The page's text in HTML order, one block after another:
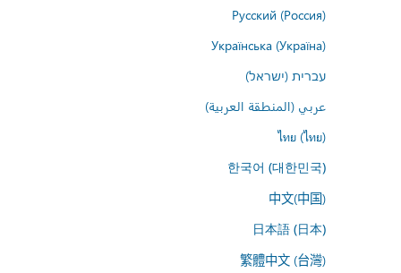
Русский (Россия)
Українська (Україна)
עברית (ישראל)
عربي (المنطقة العربية)
ไทย (ไทย)
한국어 (대한민국)
中文(中国)
日本語 (日本)
繁體中文 (台灣)